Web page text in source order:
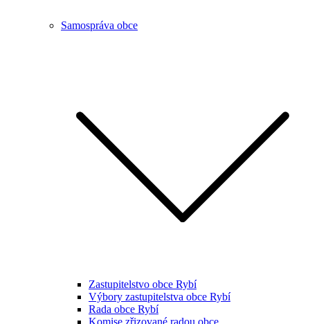
Samospráva obce
Zastupitelstvo obce Rybí
Výbory zastupitelstva obce Rybí
Rada obce Rybí
Komise zřizované radou obce